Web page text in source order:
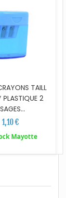
TAILL
PLASTIQUE 2
1,10 €
Mayotte